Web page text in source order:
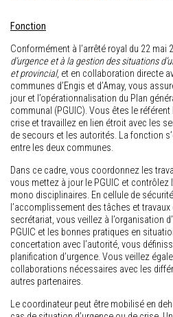
Fonction
Conformément à l’arrêté royal du 22 mai
d’urgence et à la gestion des situations
et provincial, et en collaboration directe
communes d’Engis et d’Amay, vous
jour et l’opérationnalisation du Plan
communal (PGUIC). Vous êtes le
crise et travaillez en lien étroit avec les
de secours et les autorités. La fonction
entre les deux communes.
Dans ce cadre, vous coordonnez les
vous mettez à jour le PGUIC et contrôlez
mono disciplinaires. En cellule de
l’accomplissement des tâches et
secrétariat, vous veillez à l’organisation
PGUIC et les bonnes pratiques en
concertation avec l’autorité, vous
planification d’urgence. Vous veillez
collaborations nécessaires avec les
autres partenaires.
Le coordinateur peut être mobilisé en